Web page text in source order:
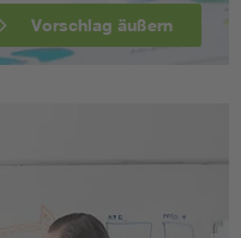
Vorschlag äußern